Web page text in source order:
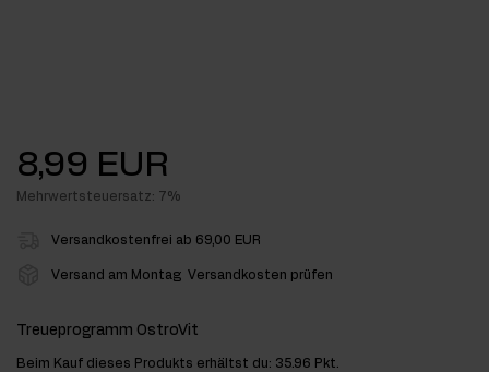
8,99 EUR
Mehrwertsteuersatz: 7%
Versandkostenfrei ab 69,00 EUR
Versand am Montag Versandkosten prüfen
Treueprogramm OstroVit
Beim Kauf dieses Produkts erhältst du: 35.96 Pkt.